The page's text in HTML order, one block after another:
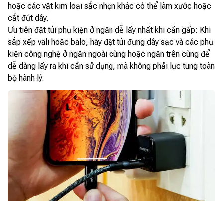
hoặc các vật kim loại sắc nhọn khác có thể làm xước hoặc
cắt đứt dây.
Ưu tiên đặt túi phụ kiện ở ngăn dễ lấy nhất khi cần gấp: Khi
sắp xếp vali hoặc balo, hãy đặt túi đựng dây sạc và các phụ
kiện công nghệ ở ngăn ngoài cùng hoặc ngăn trên cùng để
dễ dàng lấy ra khi cần sử dụng, mà không phải lục tung toàn
bộ hành lý.